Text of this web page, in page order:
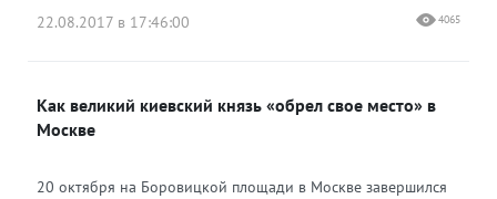
22.08.2017 в 17:46:00
4065
Как великий киевский князь «обрел свое место» в
Москве
20 октября на Боровицкой площади в Москве завершился